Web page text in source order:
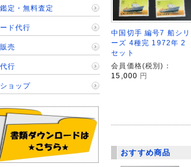
中国切手 編号7 船シリ
ーズ 4種完 1972年 2
セット
会員価格(税別)：
15,000 円
おすすめ商品
定・無料査定
ド代行
売
行
ョップ